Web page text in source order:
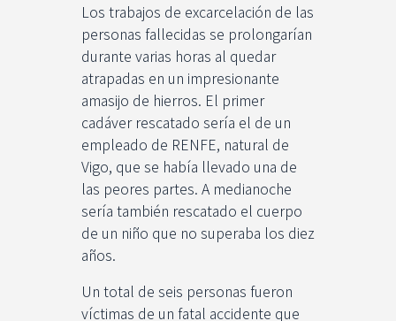
Los trabajos de excarcelación de las
personas fallecidas se prolongarían
durante varias horas al quedar
atrapadas en un impresionante
amasijo de hierros. El primer
cadáver rescatado sería el de un
empleado de RENFE, natural de
Vigo, que se había llevado una de
las peores partes. A medianoche
sería también rescatado el cuerpo
de un niño que no superaba los diez
años.
Un total de seis personas fueron
víctimas de un fatal accidente que